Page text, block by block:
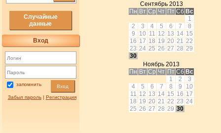
Случайные
данные
Вход
запомнить Вход
Забыл пароль| Регистрация
Сентябрь 2013
Пн Вт Ср Чт Пт Сб Вс
1
2
3 4 5 6 7
8
9
10 11 12 13 14 15
16 17 18 19 20 21 22
23 24 25 26 27 28 29
30
Ноябрь 2013
Пн Вт Ср Чт Пт Сб Вс
1
2
3
4
5 6 7 8 9
10
11 12 13 14 15 16 17
18 19 20 21 22 23 24
25 26 27 28 29 30